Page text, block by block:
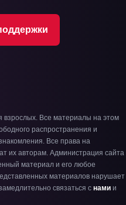
Все материалы на этом
распространения и
Все права на
их авторам. Администрация сайта
материал и его любое
материалов нарушает
связаться с нами и